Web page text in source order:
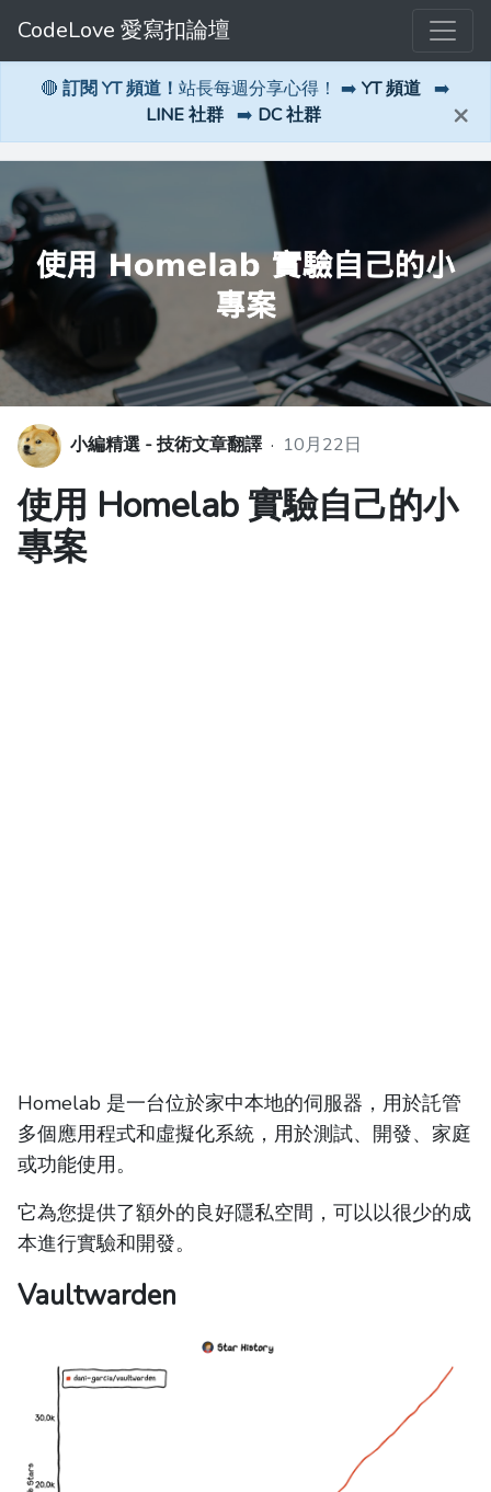
CodeLove 愛寫扣論壇
🔴 訂閱 YT 頻道！ 站長每週分享心得！ ➡️ YT 頻道 ➡️
LINE 社群 ➡️ DC 社群 ×
小編精選 - 技術文章翻譯 · 10月22日
使用 Homelab 實驗自己的小
專案
Homelab 是一台位於家中本地的伺服器，用於託管
多個應用程式和虛擬化系統，用於測試、開發、家庭
或功能使用。
它為您提供了額外的良好隱私空間，可以以很少的成
本進行實驗和開發。
Vaultwarden